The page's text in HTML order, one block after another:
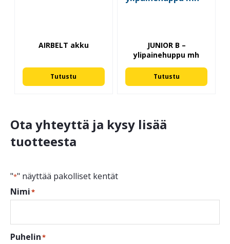
AIRBELT akku
Tutustu
JUNIOR B –
ylipainehuppu mh
Tutustu
Ota yhteyttä ja kysy lisää
tuotteesta
"*" näyttää pakolliset kentät
Nimi*
Puhelin*